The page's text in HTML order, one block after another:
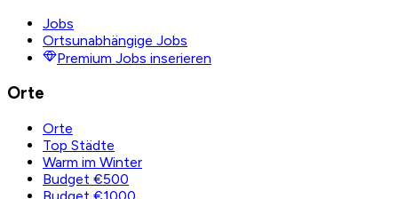
Jobs
Ortsunabhängige Jobs
Premium Jobs inserieren
Orte
Orte
Top Städte
Warm im Winter
Budget €500